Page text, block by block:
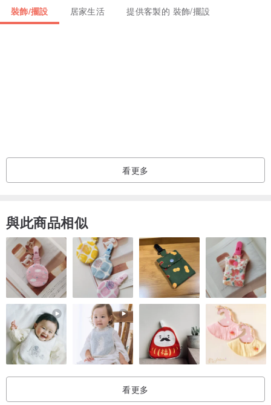
⁃ 清除灰塵可使用柔軟的刷子(如毛筆)輕輕刷拭，或使用吹風機的冷風
裝飾/擺設 居家生活 提供客製的 裝飾/擺設
看更多
與此商品相似
看更多